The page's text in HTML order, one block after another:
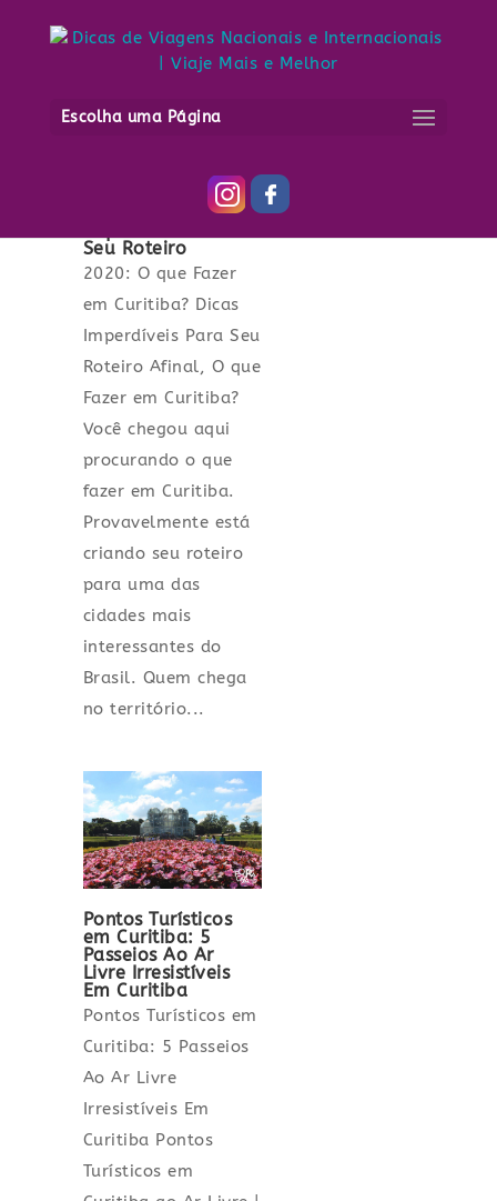
Escolha uma Página
2020: O que Fazer
em Curitiba? Dicas
Seu Roteiro
2020: O que Fazer
em Curitiba? Dicas
Imperdíveis Para Seu
Roteiro Afinal, O que
Fazer em Curitiba?
Você chegou aqui
procurando o que
fazer em Curitiba.
Provavelmente está
criando seu roteiro
para uma das
cidades mais
interessantes do
Brasil. Quem chega
no território...
Pontos Turísticos
em Curitiba: 5
Passeios Ao Ar
Livre Irresistíveis
Em Curitiba
Pontos Turísticos em
Curitiba: 5 Passeios
Ao Ar Livre
Irresistíveis Em
Curitiba Pontos
Turísticos em